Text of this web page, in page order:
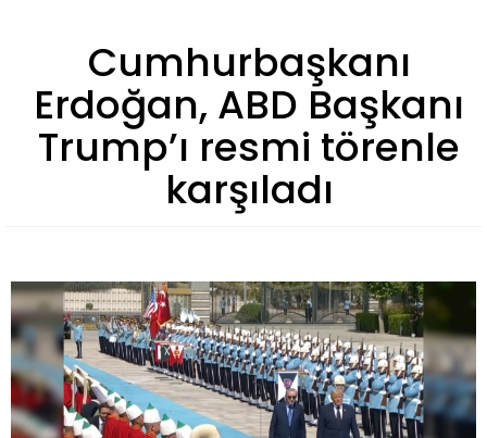
Cumhurbaşkanı
Erdoğan, ABD Başkanı
Trump’ı resmi törenle
karşıladı